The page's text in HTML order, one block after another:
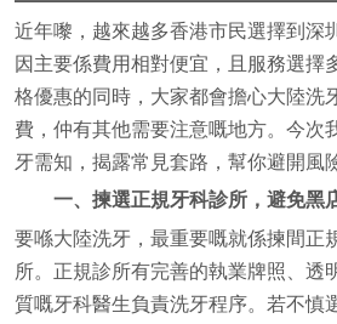
近年嚟，越來越多香港市民選擇到深
因主要係費用相對便宜，且服務選擇
格優惠的同時，大家都會擔心大陸洗
費，仲有其他需要注意嘅地方。今次
牙需知，揭露常見套路，幫你避開風
一、揀選正規牙科診所，避免黑
要喺大陸洗牙，最重要嘅就係揀間正
所。正規診所有完善的執業牌照、透
質嘅牙科醫生負責洗牙程序。若不慎